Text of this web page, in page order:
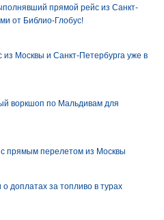
прямой рейс из Санкт-
от Библио-Глобус!
Москвы и Санкт-Петербурга уже в
воркшоп по Мальдивам для
прямым перелетом из Москвы
доплатах за топливо в турах